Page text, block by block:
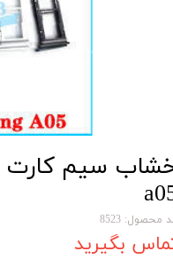
محصول: 8523
بگیرید